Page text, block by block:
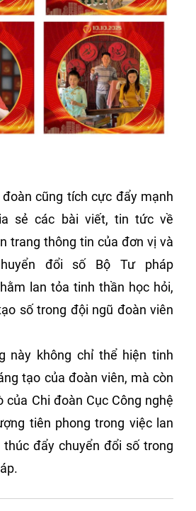
đoàn cũng tích cực đẩy mạnh
sẻ các bài viết, tin tức về
trang thông tin của đơn vị và
đổi số Bộ Tư pháp
lan tỏa tinh thần học hỏi,
số trong đội ngũ đoàn viên
này không chỉ thể hiện tinh
tạo của đoàn viên, mà còn
của Chi đoàn Cục Công nghệ
tiên phong trong việc lan
đẩy chuyển đổi số trong